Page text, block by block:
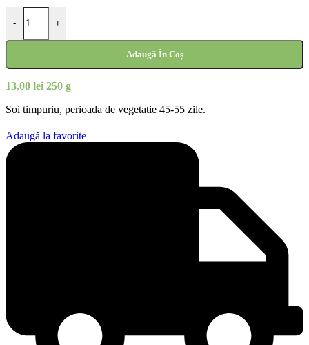
-
Cantitate Mazare Kelvedon Wonder
+
Adaugă În Coș
13,00 lei 250 g
Soi timpuriu, perioada de vegetatie 45-55 zile.
Adaugă la favorite